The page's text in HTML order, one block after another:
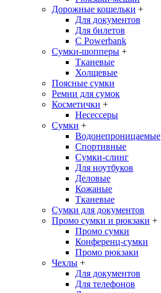
Дорожные кошельки +
Для документов
Для билетов
С Powerbank
Сумки-шопперы +
Тканевые
Холщевые
Поясные сумки
Ремни для сумок
Косметички +
Несессеры
Сумки +
Водонепроницаемые
Спортивные
Сумки-слинг
Для ноутбуков
Деловые
Кожаные
Тканевые
Сумки для документов
Промо сумки и рюкзаки +
Промо сумки
Конференц-сумки
Промо рюкзаки
Чехлы +
Для документов
Для телефонов